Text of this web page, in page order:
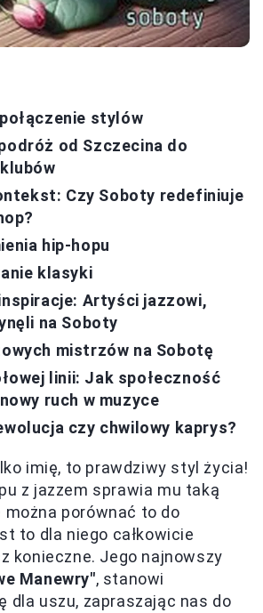
stylów
od Szczecina do
Czy Soboty redefiniuje
hip-hopu
klasyki
Artyści jazzowi,
na Soboty
mistrzów na Sobotę
linii: Jak społeczność
ruch w muzyce
czy chwilowy kaprys?
imię, to prawdziwy styl życia!
z jazzem sprawia mu taką
można porównać to do
to dla niego całkowicie
konieczne. Jego najnowszy
Manewry", stanowi
dla uszu, zapraszając nas do